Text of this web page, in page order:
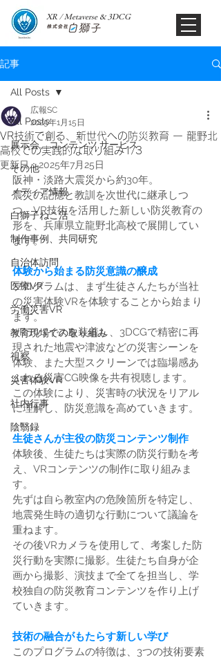
XR / Metaverse & 3DCG​
記事
All Posts
展示会、コンテンツ,サービス
その他
メディア情報
白獅子ねこ活
制作事例、共同研究
自治体訪問
医療VR
労働災害VR
教育現場での取り組み
視察
災害体験VR
社内行事
陰翳録
All Posts
VR技術で創る、新世代への防災教育 ー 龍野北
高校での実践的な取り組み1/3
広報SC
2025年1月15日
更新日：2025年7月25日
阪神・淡路大震災から約30年。
震災の記憶と教訓を次世代に継承しつ
つ、VR技術を活用した新しい防災教育の
形を、兵庫県立龍野北高校で展開してい
ます。
体験から始まる防災意識の醸成
プログラムは、まず生徒さんたちが当社
の災害体験VRを体験することから始まり
ます。
VRデバイスを装着し、3DCGで精密に再
現された地震や津波などの災害シーンを
体験、また大型スクリーンでは臨場感あ
ふれる災害CG映像を共有視聴します。
この体験により、災害時の状況をリアル
に理解し、防災意識を高めていきます。
生徒さんが主役の防災コンテンツ制作
体験後、生徒たちは実際の防災行動を考
え、VRコンテンツの制作に取り組みま
す。
先ずは自ら教室内の危険箇所を特定し、
地震発生時の適切な行動について議論を
重ねます。
その後VRカメラを使用して、考案した防
災行動を実際に撮影。生徒たち自身が企
画から撮影、演技まで全てを担当し、学
校独自の防災教育コンテンツを作り上げ
ていきます。
技術の融合がもたらす新しい学び
このプログラムの特徴は、3つの技術要素